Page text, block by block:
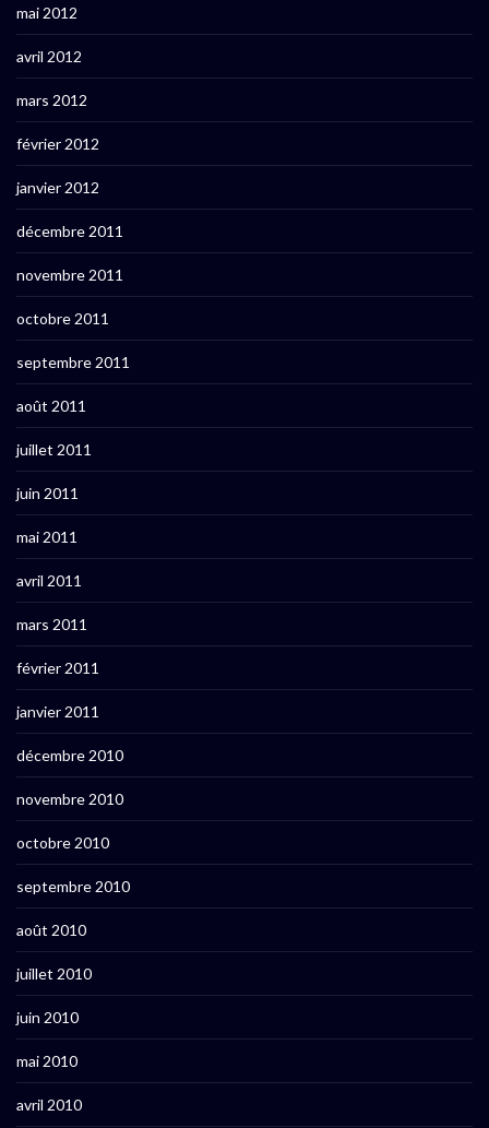
mai 2012
avril 2012
mars 2012
février 2012
janvier 2012
décembre 2011
novembre 2011
octobre 2011
septembre 2011
août 2011
juillet 2011
juin 2011
mai 2011
avril 2011
mars 2011
février 2011
janvier 2011
décembre 2010
novembre 2010
octobre 2010
septembre 2010
août 2010
juillet 2010
juin 2010
mai 2010
avril 2010